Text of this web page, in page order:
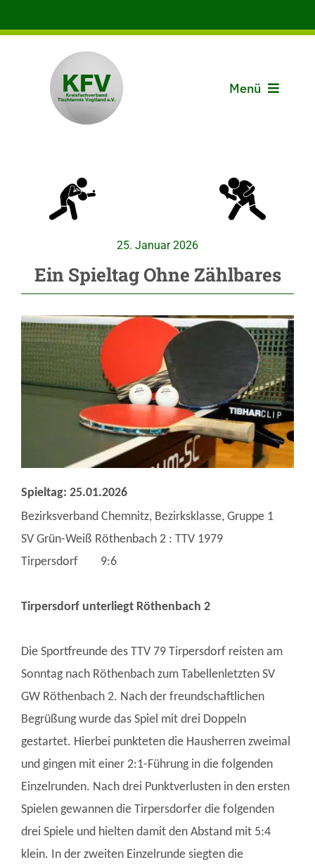
Inhalt
Menü
Spielbetrieb
25. Januar 2026
Ein Spieltag Ohne Zählbares
Spieltag: 25.01.2026
Bezirksverband Chemnitz, Bezirksklasse, Gruppe 1
SV Grün-Weiß Röthenbach 2 : TTV 1979
Tirpersdorf 9:6
Tirpersdorf unterliegt Röthenbach 2
Die Sportfreunde des TTV 79 Tirpersdorf reisten am
Sonntag nach Röthenbach zum Tabellenletzten SV
GW Röthenbach 2. Nach der freundschaftlichen
Begrüßung wurde das Spiel mit drei Doppeln
gestartet. Hierbei punkteten die Hausherren zweimal
und gingen mit einer 2:1-Führung in die folgenden
Einzelrunden. Nach drei Punktverlusten in den ersten
Spielen gewannen die Tirpersdorfer die folgenden
drei Spiele und hielten damit den Abstand mit 5:4
klein. In der zweiten Einzelrunde siegten die